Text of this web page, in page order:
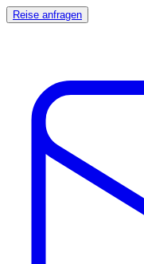
Reise anfragen